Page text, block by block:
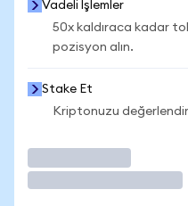
Vadeli İşlemler
50x kaldıraca kadar
pozisyon alın.
Stake Et
Kriptonuzu